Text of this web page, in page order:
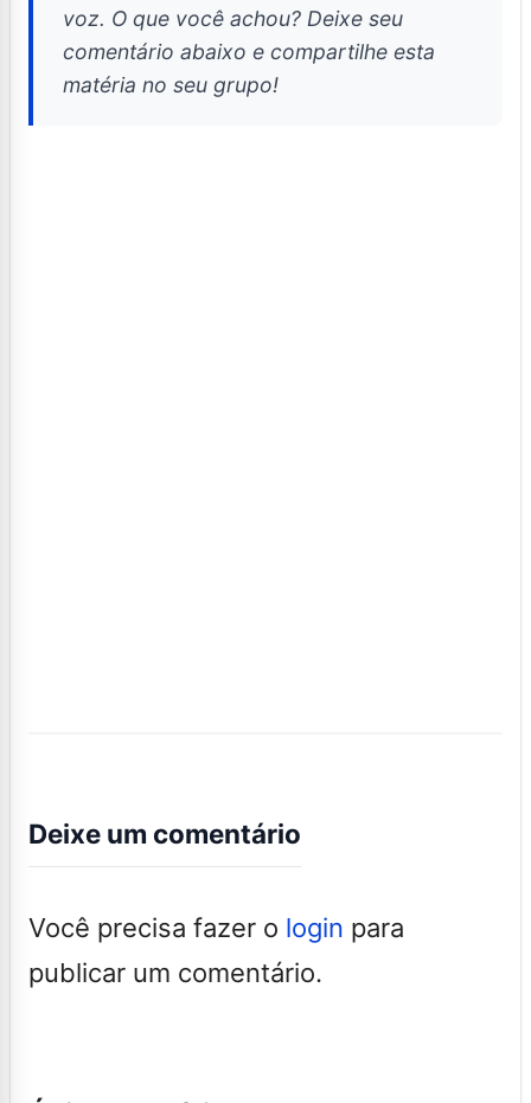
voz. O que você achou? Deixe seu
comentário abaixo e compartilhe esta
matéria no seu grupo!
Deixe um comentário
Você precisa fazer o login para
publicar um comentário.